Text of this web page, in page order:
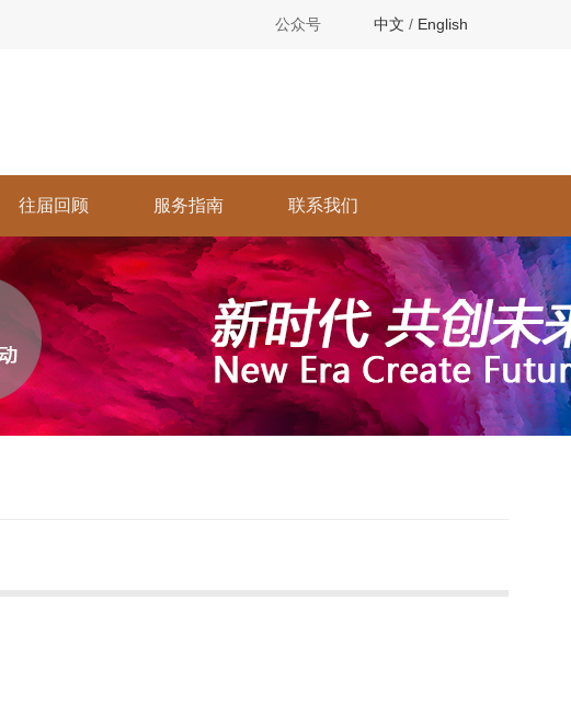
公众号 中文 / English
往届回顾 服务指南 联系我们